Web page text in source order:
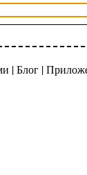
|Блог|